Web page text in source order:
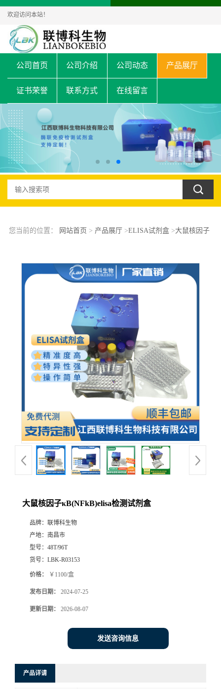
欢迎访问本站！
公司首页 公司介绍 公司动态 产品展厅
证书荣誉 联系方式 在线留言
您当前的位置： 网站首页 > 产品展厅 >ELISA试剂盒>大鼠核因子
大鼠核因子κB(NFkB)elisa检测试剂盒
品牌： 联博科生物
产地： 南昌市
型号： 48T/96T
货号： LBK-R03153
价格： ￥1100/盒
发布日期： 2024-07-25
更新日期： 2026-08-07
发送咨询信息
产品详请